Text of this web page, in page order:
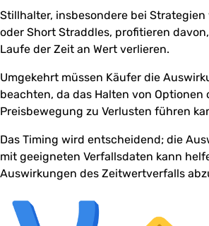
Stillhalter, insbesondere bei Strategien
oder Short Straddles, profitieren
Laufe der Zeit an Wert verlieren.
Umgekehrt müssen Käufer die
beachten, da das Halten von Optionen
Preisbewegung zu Verlusten führen
Das Timing wird entscheidend; die
mit geeigneten Verfallsdaten kann
Auswirkungen des Zeitwertverfalls